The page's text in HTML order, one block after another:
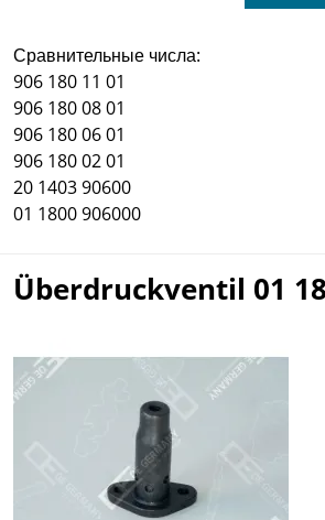
Сравнительные числа:
906 180 11 01
906 180 08 01
906 180 06 01
906 180 02 01
20 1403 90600
01 1800 906000
Überdruckventil 01